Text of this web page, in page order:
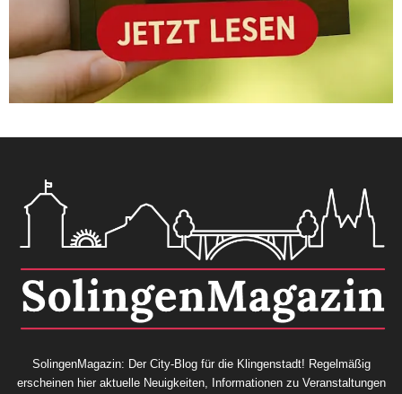
SolingenMagazin: Der City-Blog für die Klingenstadt! Regelmäßig
erscheinen hier aktuelle Neuigkeiten, Informationen zu Veranstaltungen